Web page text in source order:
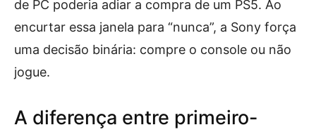
de PC poderia adiar a compra de um PS5. Ao
encurtar essa janela para “nunca”, a Sony força
uma decisão binária: compre o console ou não
jogue.
A diferença entre primeiro-